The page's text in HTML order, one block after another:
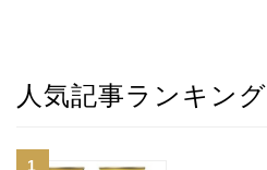
人気記事ランキング